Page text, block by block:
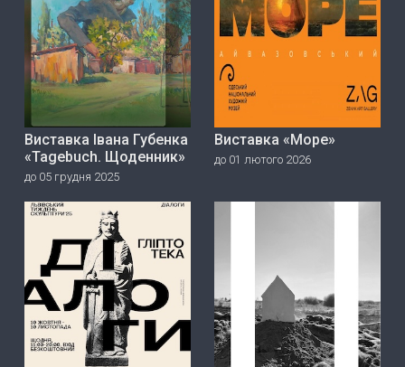
Виставка Івана Губенка
«Tagebuch. Щоденник»
до 05 грудня 2025
Виставка «Море»
до 01 лютого 2026